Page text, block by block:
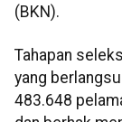
(BKN).
Tahapan
yang
483.648